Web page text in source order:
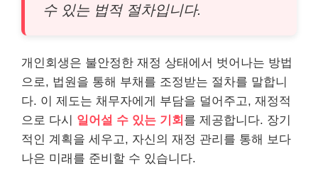
수 있는 법적 절차입니다.
개인회생은 불안정한 재정 상태에서 벗어나는 방법
으로, 법원을 통해 부채를 조정받는 절차를 말합니
다. 이 제도는 채무자에게 부담을 덜어주고, 재정적
으로 다시 일어설 수 있는 기회 를 제공합니다. 장기
적인 계획을 세우고, 자신의 재정 관리를 통해 보다
나은 미래를 준비할 수 있습니다.